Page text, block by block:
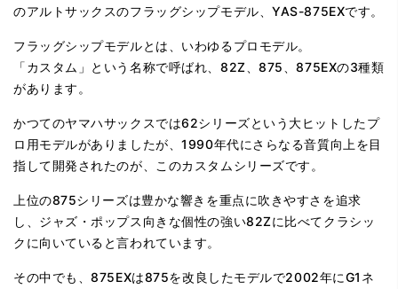
のアルトサックスのフラッグシップモデル、YAS-875EXです。
フラッグシップモデルとは、いわゆるプロモデル。
「カスタム」という名称で呼ばれ、82Z、875、875EXの3種類
があります。
かつてのヤマハサックスでは62シリーズという大ヒットしたプ
ロ用モデルがありましたが、1990年代にさらなる音質向上を目
指して開発されたのが、このカスタムシリーズです。
上位の875シリーズは豊かな響きを重点に吹きやすさを追求
し、ジャズ・ポップス向きな個性の強い82Zに比べてクラシッ
クに向いていると言われています。
その中でも、875EXは875を改良したモデルで2002年にG1ネ